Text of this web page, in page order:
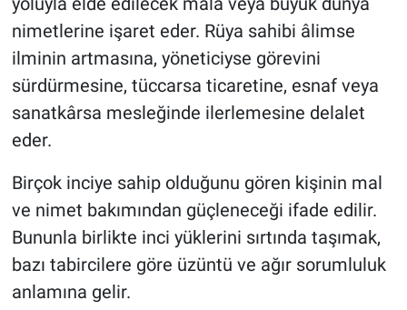
nimetlerine işaret eder. Rüya sahibi âlimse
ilminin artmasına, yöneticiyse görevini
sürdürmesine, tüccarsa ticaretine, esnaf veya
sanatkârsa mesleğinde ilerlemesine delalet
eder.
Birçok inciye sahip olduğunu gören kişinin mal
ve nimet bakımından güçleneceği ifade edilir.
Bununla birlikte inci yüklerini sırtında taşımak,
bazı tabircilere göre üzüntü ve ağır sorumluluk
anlamına gelir.